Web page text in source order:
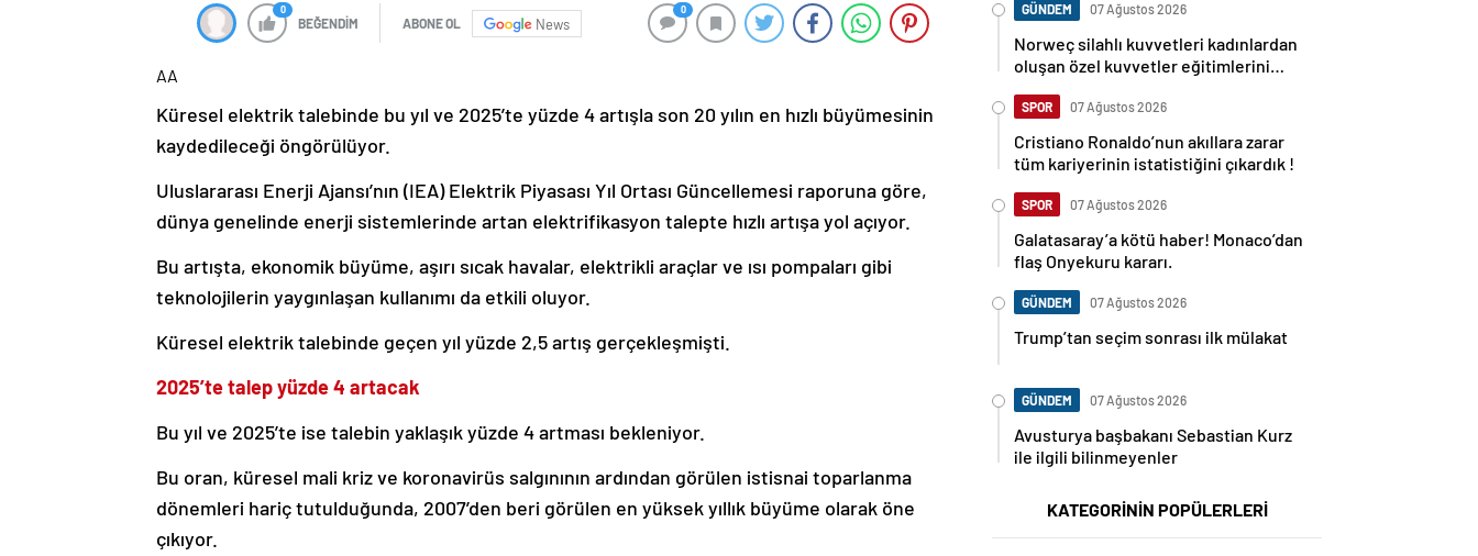
0
BEĞENDİM ABONE OL News
0
AA
Küresel elektrik talebinde bu yıl ve 2025’te yüzde 4 artışla son 20 yılın en hızlı büyümesinin
kaydedileceği öngörülüyor.
Uluslararası Enerji Ajansı’nın (IEA) Elektrik Piyasası Yıl Ortası Güncellemesi raporuna göre,
dünya genelinde enerji sistemlerinde artan elektrifikasyon talepte hızlı artışa yol açıyor.
Bu artışta, ekonomik büyüme, aşırı sıcak havalar, elektrikli araçlar ve ısı pompaları gibi
teknolojilerin yaygınlaşan kullanımı da etkili oluyor.
Küresel elektrik talebinde geçen yıl yüzde 2,5 artış gerçekleşmişti.
2025’te talep yüzde 4 artacak
Bu yıl ve 2025’te ise talebin yaklaşık yüzde 4 artması bekleniyor.
Bu oran, küresel mali kriz ve koronavirüs salgınının ardından görülen istisnai toparlanma
dönemleri hariç tutulduğunda, 2007’den beri görülen en yüksek yıllık büyüme olarak öne
çıkıyor.
GÜNDEM 07 Ağustos 2026
Norweç silahlı kuvvetleri kadınlardan
oluşan özel kuvvetler eğitimlerini
SPOR 07 Ağustos 2026
Cristiano Ronaldo’nun akıllara zarar
tüm kariyerinin istatistiğini çıkardık !
SPOR 07 Ağustos 2026
Galatasaray’a kötü haber! Monaco’dan
flaş Onyekuru kararı.
GÜNDEM 07 Ağustos 2026
Trump’tan seçim sonrası ilk mülakat
GÜNDEM 07 Ağustos 2026
Avusturya başbakanı Sebastian Kurz
ile ilgili bilinmeyenler
KATEGORİNİN POPÜLERLERİ